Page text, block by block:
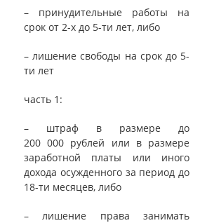
– принудительные работы на
срок от 2-х до 5-ти лет, либо
– лишение свободы на срок до 5-
ти лет
часть 1:
– штраф в размере до
200 000 рублей или в размере
заработной платы или иного
дохода осужденного за период до
18-ти месяцев, либо
– лишение права занимать